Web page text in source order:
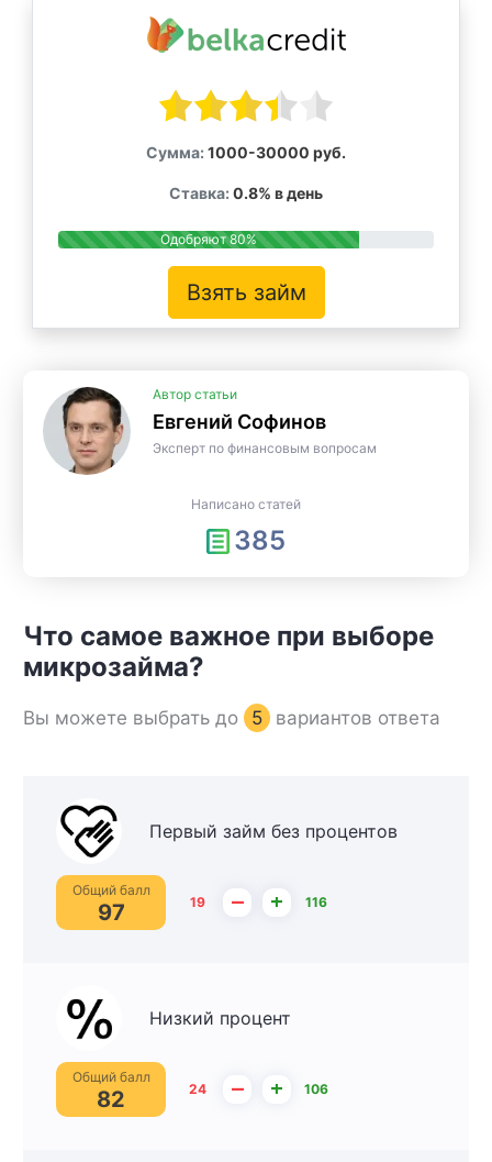
Сумма: 1000-30000 руб.
Ставка: 0.8% в день
Одобряют 80%
Взять займ
Автор статьи
Евгений Софинов
Эксперт по финансовым вопросам
Написано статей
385
Что самое важное при выборе
микрозайма?
Вы можете выбрать до 5 вариантов ответа
Первый займ без процентов
Общий балл
97 19 – + 116
Низкий процент
Общий балл
82 24 – + 106